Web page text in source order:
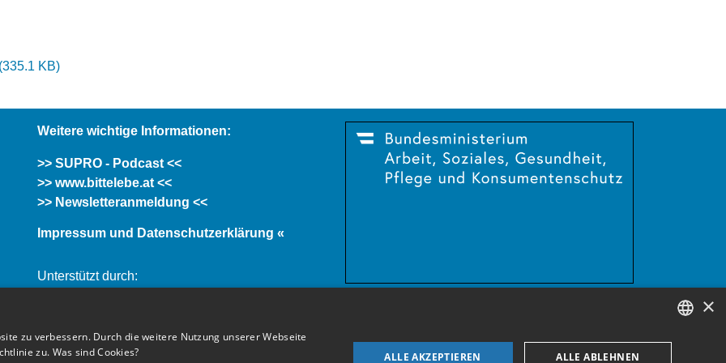
335.1 KB)
Weitere wichtige Informationen:
>> SUPRO - Podcast <<
>> www.bittelebe.at <<
>> Newsletteranmeldung <<
Impressum und Datenschutzerklärung «
Unterstützt durch:
×
zu verbessern. Durch die weitere Nutzung unserer Webseite
zu. Was sind Cookies? ALLE AKZEPTIEREN ALLE ABLEHNEN